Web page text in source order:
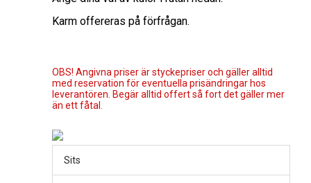
Karm offereras på förfrågan.
OBS! Angivna priser är styckepriser och gäller alltid
med reservation för eventuella prisändringar hos
leverantören. Begär alltid offert så fort det gäller mer
än ett fåtal.
Sits